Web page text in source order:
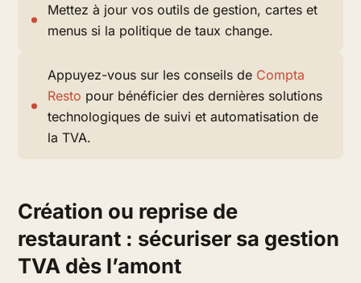
Mettez à jour vos outils de gestion, cartes et
menus si la politique de taux change.
Appuyez-vous sur les conseils de Compta
Resto pour bénéficier des dernières solutions
technologiques de suivi et automatisation de
la TVA.
Création ou reprise de
restaurant : sécuriser sa gestion
TVA dès l’amont